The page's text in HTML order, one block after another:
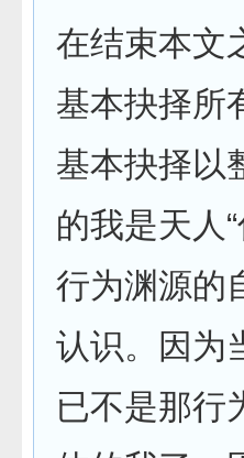
在结束本文
基本抉择所
基本抉择以
的我是天人
行为渊源的
认识。因为
已不是那行